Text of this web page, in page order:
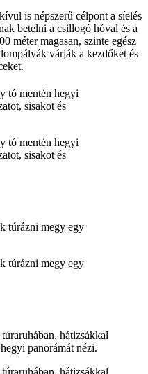
is népszerű célpont a síelés
betelni a csillogó hóval és a
méter magasan, szinte egész
várják a kezdőket és